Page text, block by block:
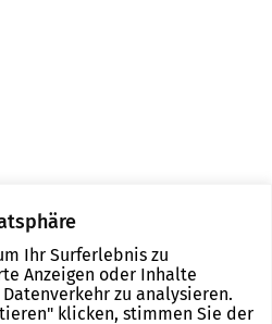
Ihr Surferlebnis zu
Anzeigen oder Inhalte
zu analysieren.
klicken, stimmen Sie der